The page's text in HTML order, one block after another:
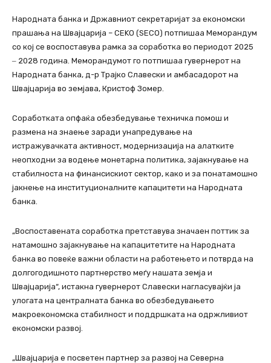
Народната банка и Државниот секретаријат за економски
прашања на Швајцарија – СЕKО (SECO) потпишаа Меморандум
со кој се воспоставува рамка за соработка во периодот 2025
‒ 2028 година. Меморандумот го потпишаа гувернерот на
Народната банка, д-р Трајко Славески и амбасадорот на
Швајцарија во земјава, Кристоф Зомер.
Соработката опфаќа обезбедување техничка помош и
размена на знаење заради унапредување на
истражувачката активност, модернизација на алатките
неопходни за водење монетарна политика, зајакнување на
стабилноста на финансискиот сектор, како и за понатамошно
јакнење на институционалните капацитети на Народната
банка.
„Воспоставената соработка претставува значаен поттик за
натамошно зајакнување на капацитетите на Народната
банка во повеќе важни области на работењето и потврда на
долгогодишното партнерство меѓу нашата земја и
Швајцарија“, истакна гувернерот Славески нагласувајќи ја
улогата на централната банка во обезбедувањето
макроекономска стабилност и поддршката на одржливиот
економски развој.
„Швајцарија е посветен партнер за развој на Северна